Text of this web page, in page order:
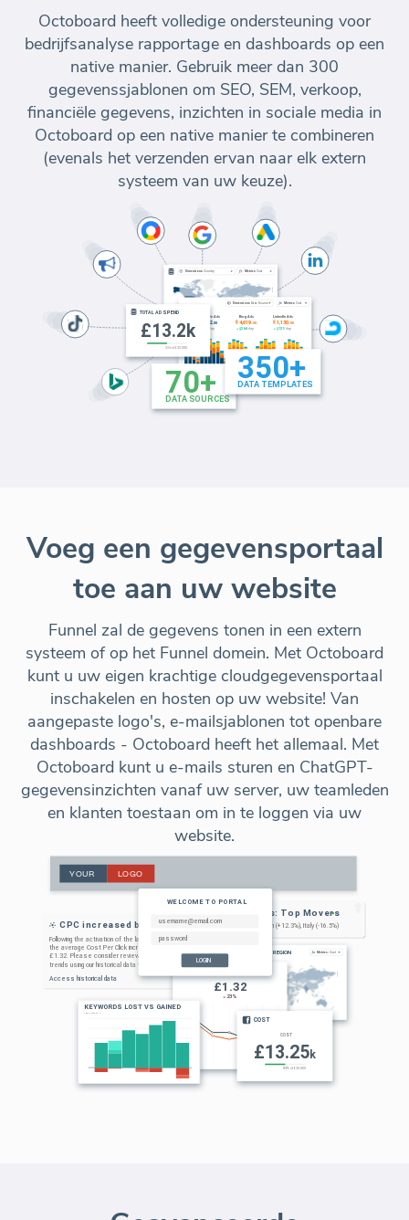
Octoboard heeft volledige ondersteuning voor
bedrijfsanalyse rapportage en dashboards op een
native manier. Gebruik meer dan 300
gegevenssjablonen om SEO, SEM, verkoop,
financiële gegevens, inzichten in sociale media in
Octoboard op een native manier te combineren
(evenals het verzenden ervan naar elk extern
systeem van uw keuze).
Voeg een gegevensportaal
toe aan uw website
Funnel zal de gegevens tonen in een extern
systeem of op het Funnel domein. Met Octoboard
kunt u uw eigen krachtige cloudgegevensportaal
inschakelen en hosten op uw website! Van
aangepaste logo's, e-mailsjablonen tot openbare
dashboards - Octoboard heeft het allemaal. Met
Octoboard kunt u e-mails sturen en ChatGPT-
gegevensinzichten vanaf uw server, uw teamleden
en klanten toestaan om in te loggen via uw
website.